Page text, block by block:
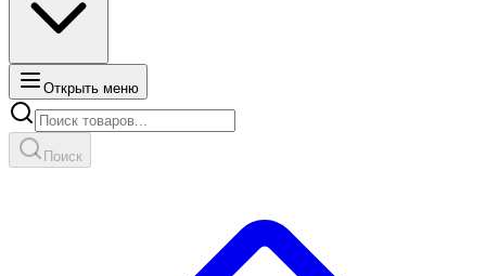
Открыть меню
Поиск